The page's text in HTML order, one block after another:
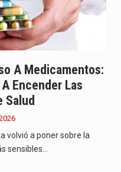
Con una salva de 21 cañonazos se cumplieron los honores…
Abelardo de la Espriella comenzó su Gobierno con uno de…
A Medicamentos:
Encender Las
Salud
volvió a poner sobre la
sensibles…